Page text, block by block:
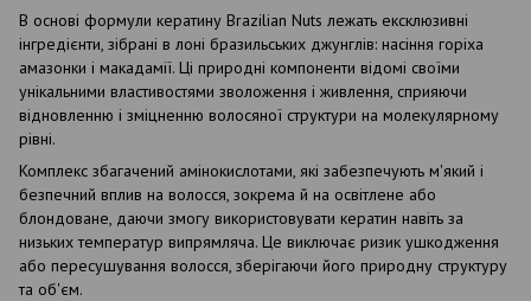
В основі формули кератину Brazilian Nuts лежать ексклюзивні
інгредієнти, зібрані в лоні бразильських джунглів: насіння горіха
амазонки і макадамії. Ці природні компоненти відомі своїми
унікальними властивостями зволоження і живлення, сприяючи
відновленню і зміцненню волосяної структури на молекулярному
рівні.
Комплекс збагачений амінокислотами, які забезпечують м'який і
безпечний вплив на волосся, зокрема й на освітлене або
блондоване, даючи змогу використовувати кератин навіть за
низьких температур випрямляча. Це виключає ризик ушкодження
або пересушування волосся, зберігаючи його природну структуру
та об'єм.